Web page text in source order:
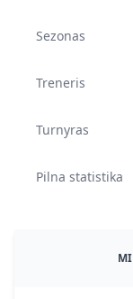
Sezonas
Treneris
Turnyras
Pilna statistika